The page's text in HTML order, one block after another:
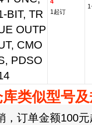
BIT, TR
OUTP
CMO
PDSO
4
1起订
类似型号
订单金额100元